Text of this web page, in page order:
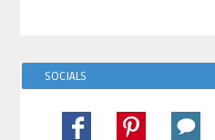
SOCIALS